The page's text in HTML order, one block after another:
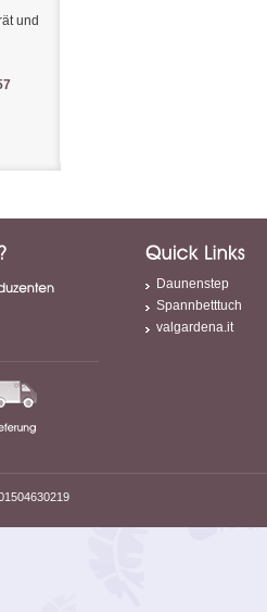
und
Daunenstep
Spannbetttuch
valgardena.it